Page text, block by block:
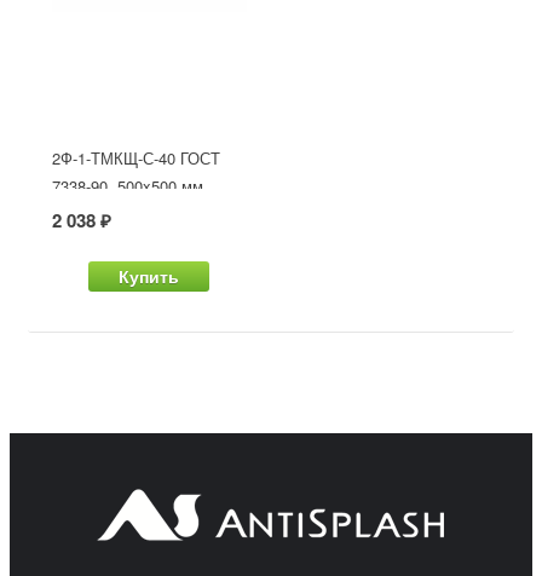
2Ф-1-ТМКЩ-С-40 ГОСТ
7338-90, 500x500 мм
2 038 ₽
Купить